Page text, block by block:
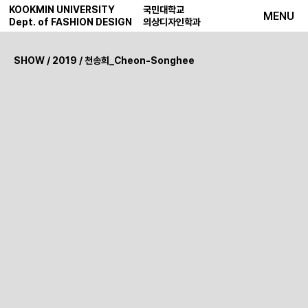
KOOKMIN UNIVERSITY
Dept. of FASHION DESIGN
국민대학교
의상디자인학과
MENU
SHOW / 2019 / 천송희_Cheon-Songhee